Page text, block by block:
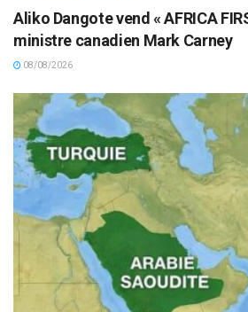
Aliko Dangote vend « AFRICA
ministre canadien Mark Carney
08/08/2026